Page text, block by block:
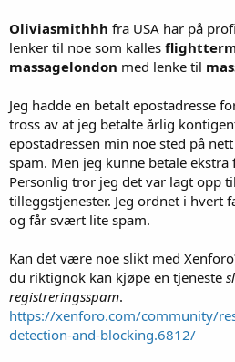
Oliviasmithhh fra USA har på
lenker til noe som kalles
massagelondon med lenke til
Jeg hadde en betalt epostadresse
tross av at jeg betalte årlig
epostadressen min noe sted på
spam. Men jeg kunne betale ekstra
Personlig tror jeg det var lagt opp
tilleggstjenester. Jeg ordnet i hvert
og får svært lite spam.
Kan det være noe slikt med
du riktignok kan kjøpe en tjeneste
registreringsspam.
https://xenforo.com/community/
detection-and-blocking.6812/